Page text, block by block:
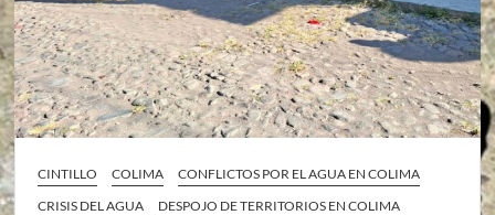
CINTILLO COLIMA
CONFLICTOS POR EL AGUA EN COLIMA
CRISIS DEL AGUA
DESPOJO DE TERRITORIOS EN COLIMA